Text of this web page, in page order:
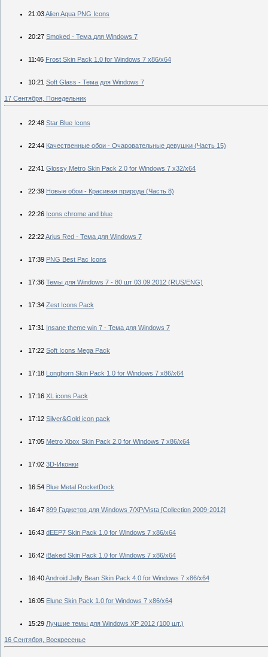
21:03Alien Aqua PNG Icons
20:27 Smoked - Тема для Windows 7
11:46 Frost Skin Pack 1.0 for Windows 7 x86/x64
10:21 Soft Glass - Тема для Windows 7
17 Сентября, Понедельник
22:48 Star Blue Icons
22:44 Качественные обои - Очаровательные девушки (Часть 15)
22:41 Glossy Metro Skin Pack 2.0 for Windows 7 x32/x64
22:39 Новые обои - Красивая природа (Часть 8)
22:26 Icons chrome and blue
22:22Arius Red - Тема для Windows 7
17:39 PNG Best Pac Icons
17:36 Темы для Windows 7 - 80 шт 03.09.2012 (RUS/ENG)
17:34 Zest Icons Pack
17:31 Insane theme win 7 - Тема для Windows 7
17:22 Soft Icons Mega Pack
17:18 Longhorn Skin Pack 1.0 for Windows 7 x86/x64
17:16 XL icons Pack
17:12 Silver&Gold icon pack
17:05 Metro Xbox Skin Pack 2.0 for Windows 7 x86/x64
17:02 3D-Иконки
16:54 Blue Metal RocketDock
16:47 899 Гаджетов для Windows 7/XP/Vista [Collection 2009-2012]
16:43 dEEP7 Skin Pack 1.0 for Windows 7 x86/x64
16:42 iBaked Skin Pack 1.0 for Windows 7 x86/x64
16:40Android Jelly Bean Skin Pack 4.0 for Windows 7 x86/x64
16:05 Elune Skin Pack 1.0 for Windows 7 x86/x64
15:29 Лучшие темы для Windows XP 2012 (100 шт.)
16 Сентября, Воскресенье